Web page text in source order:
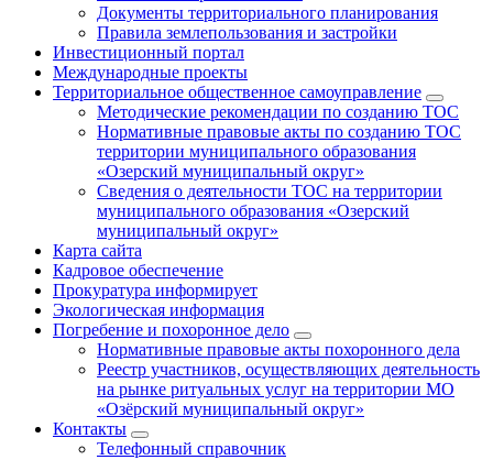
Документы территориального планирования
Правила землепользования и застройки
Инвестиционный портал
Международные проекты
Территориальное общественное самоуправление
Методические рекомендации по созданию ТОС
Нормативные правовые акты по созданию ТОС
территории муниципального образования
«Озерский муниципальный округ»
Сведения о деятельности ТОС на территории
муниципального образования «Озерский
муниципальный округ»
Карта сайта
Кадровое обеспечение
Прокуратура информирует
Экологическая информация
Погребение и похоронное дело
Нормативные правовые акты похоронного дела
Реестр участников, осуществляющих деятельность
на рынке ритуальных услуг на территории МО
«Озёрский муниципальный округ»
Контакты
Телефонный справочник